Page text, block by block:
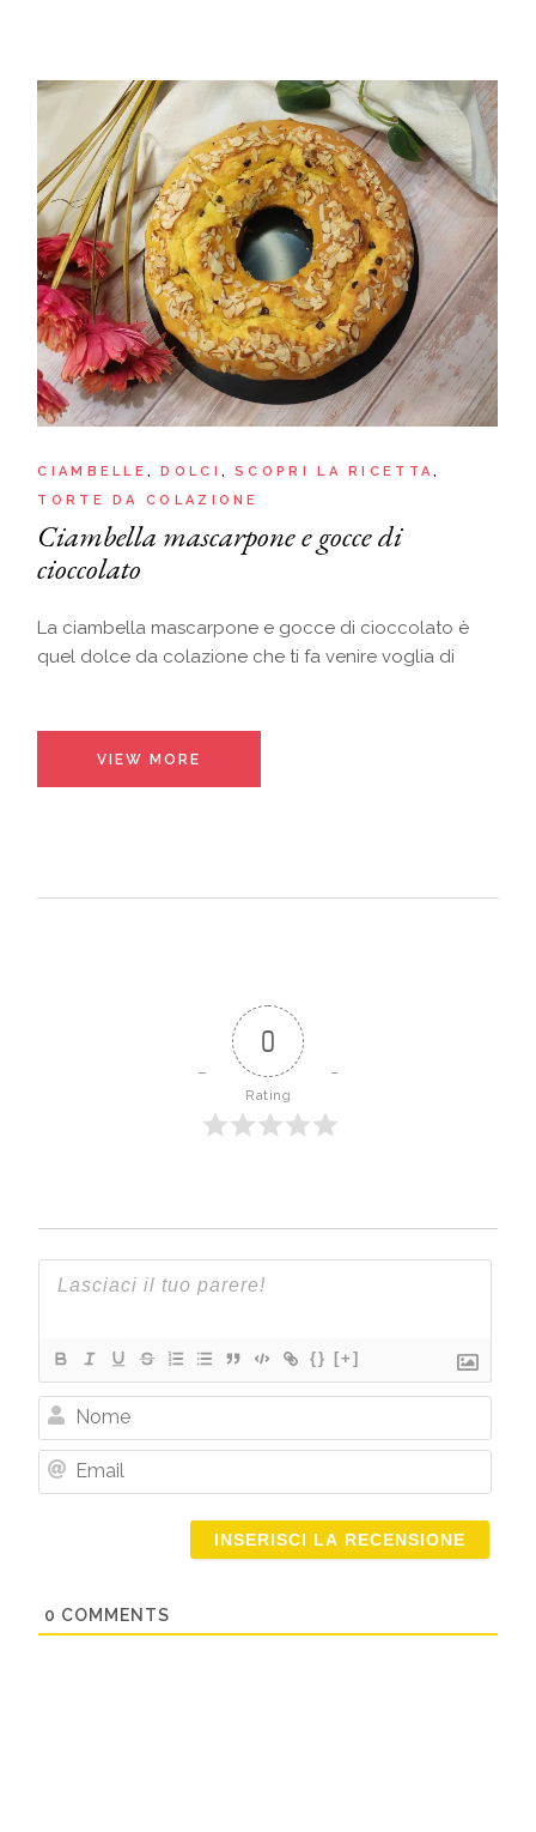
CIAMBELLE DOLCI
SCOPRI LA RICETTA
TORTE DA COLAZIONE
Ciambella mascarpone e gocce di
cioccolato
La ciambella mascarpone e gocce di cioccolato è
quel dolce da colazione che ti fa venire voglia di
VIEW MORE
0
Rating
{} [+]
Nome
0 COMMENTS